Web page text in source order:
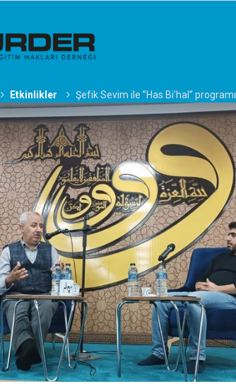
Etkinlikler Şefik Sevim ile ”Has Bi’hal” programı